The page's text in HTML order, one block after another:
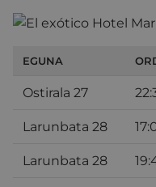
EGUNA
Ostirala 27
Larunbata 28
Larunbata 28